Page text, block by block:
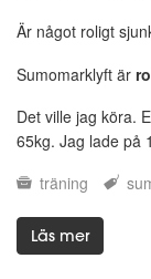
Är något roligt
Sumomarklyft är
Det ville jag köra.
65kg. Jag lade på
träning
Läs mer